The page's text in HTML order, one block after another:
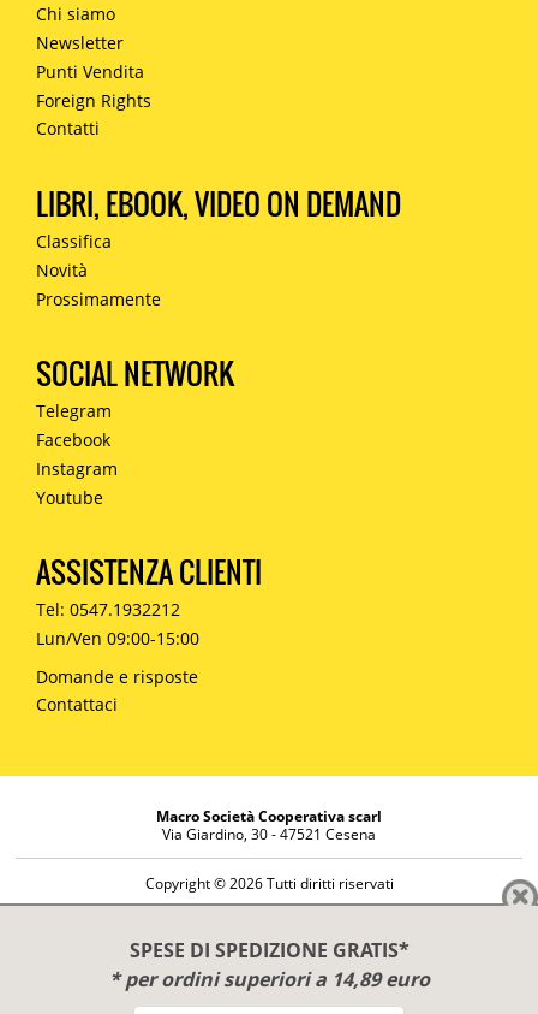
SPESE DI SPEDIZIONE GRATIS*
* per ordini superiori a 14,89 euro
Chi siamo
Newsletter
Punti Vendita
Foreign Rights
Contatti
LIBRI, EBOOK, VIDEO ON DEMAND
Classifica
Novità
Prossimamente
SOCIAL NETWORK
Telegram
Facebook
Instagram
Youtube
ASSISTENZA CLIENTI
Tel: 0547.1932212
Lun/Ven 09:00-15:00
Domande e risposte
Contattaci
Macro Società Cooperativa scarl
Via Giardino, 30 - 47521 Cesena
Copyright © 2026 Tutti diritti riservati
Diritto di reso
Disclaimer
Privacy Policy